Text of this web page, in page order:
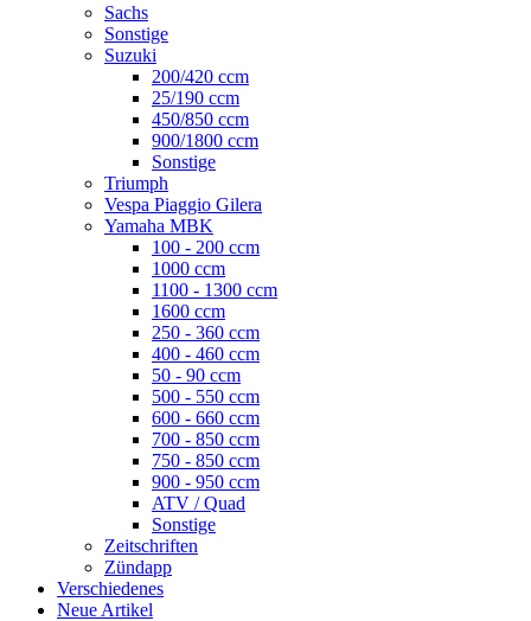
Sachs
Sonstige
Suzuki
200/420 ccm
25/190 ccm
450/850 ccm
900/1800 ccm
Sonstige
Triumph
Vespa Piaggio Gilera
Yamaha MBK
100 - 200 ccm
1000 ccm
1100 - 1300 ccm
1600 ccm
250 - 360 ccm
400 - 460 ccm
50 - 90 ccm
500 - 550 ccm
600 - 660 ccm
700 - 850 ccm
750 - 850 ccm
900 - 950 ccm
ATV / Quad
Sonstige
Zeitschriften
Zündapp
Verschiedenes
Neue Artikel